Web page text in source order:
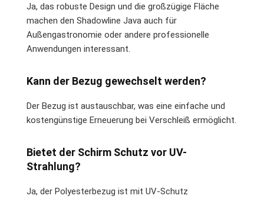
Ja, das robuste Design und die großzügige Fläche
machen den Shadowline Java auch für
Außengastronomie oder andere professionelle
Anwendungen interessant.
Kann der Bezug gewechselt werden?
Der Bezug ist austauschbar, was eine einfache und
kostengünstige Erneuerung bei Verschleiß ermöglicht.
Bietet der Schirm Schutz vor UV-
Strahlung?
Ja, der Polyesterbezug ist mit UV-Schutz